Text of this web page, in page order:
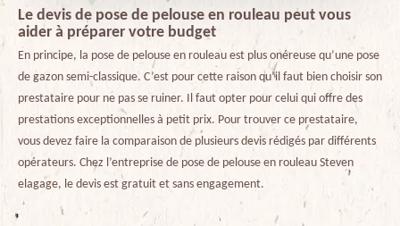
Le devis de pose de pelouse en rouleau peut vous
aider à préparer votre budget
En principe, la pose de pelouse en rouleau est plus onéreuse qu’une pose
de gazon semi-classique. C’est pour cette raison qu’il faut bien choisir son
prestataire pour ne pas se ruiner. Il faut opter pour celui qui offre des
prestations exceptionnelles à petit prix. Pour trouver ce prestataire,
vous devez faire la comparaison de plusieurs devis rédigés par différents
opérateurs. Chez l’entreprise de pose de pelouse en rouleau Steven
elagage, le devis est gratuit et sans engagement.